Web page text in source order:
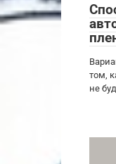
том,
не